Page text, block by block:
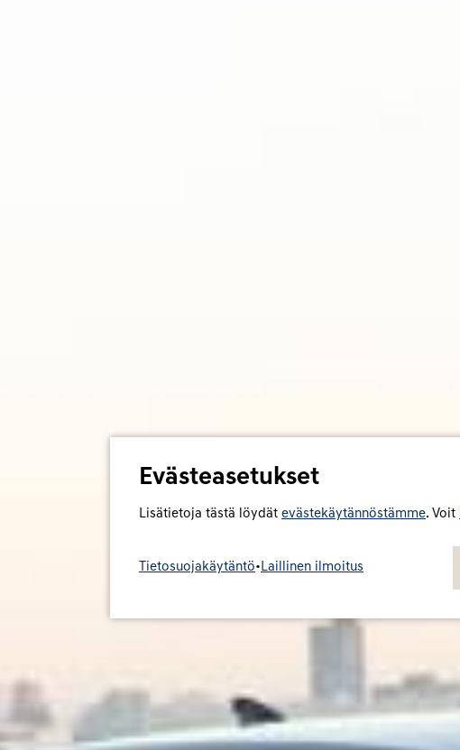
Evästeasetukset
Lisätietoja tästä löydät evästekäytännöstämme. Voit
Tietosuojakäytäntö• Laillinen ilmoitus